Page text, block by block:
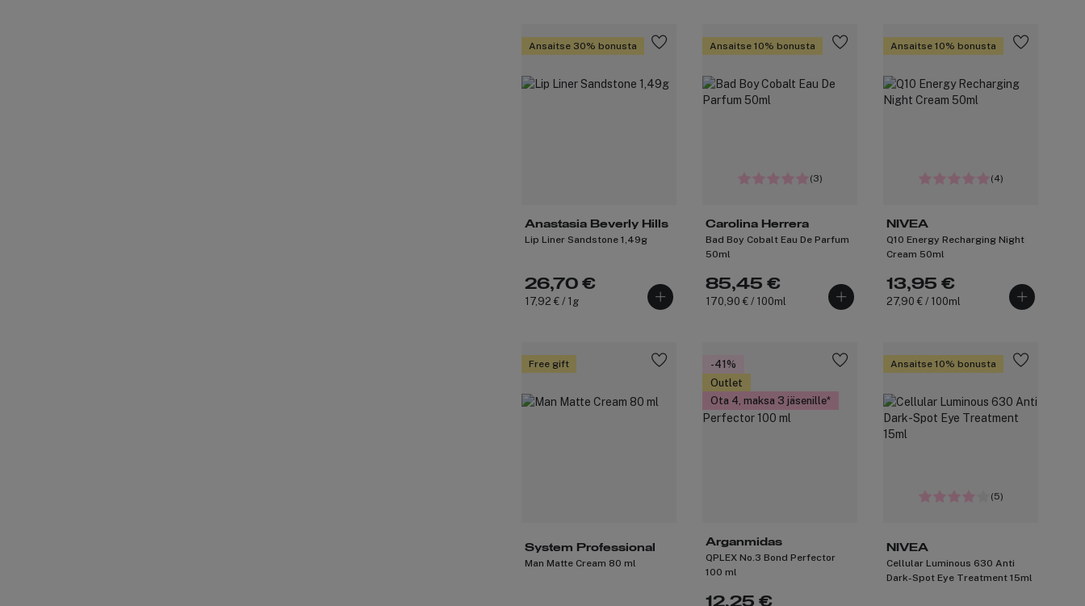
Ansaitse 30% bonusta
Anastasia Beverly Hills
Lip Liner Sandstone 1,49g
26,70 €
17,92 € / 1g
Ansaitse 10% bonusta
(3)
Carolina Herrera
Bad Boy Cobalt Eau De Parfum
50ml
85,45 €
170,90 € / 100ml
Ansaitse 10% bonusta
(4)
NIVEA
Q10 Energy Recharging Night
Cream 50ml
13,95 €
27,90 € / 100ml
Free gift
System Professional
Man Matte Cream 80 ml
-41%
Outlet
Ota 4, maksa 3 jäsenille
Arganmidas
QPLEX No.3 Bond Perfector
100 ml
12,25 €
Ansaitse 10% bonusta
(5)
NIVEA
Cellular Luminous 630 Anti
Dark-Spot Eye Treatment 15ml